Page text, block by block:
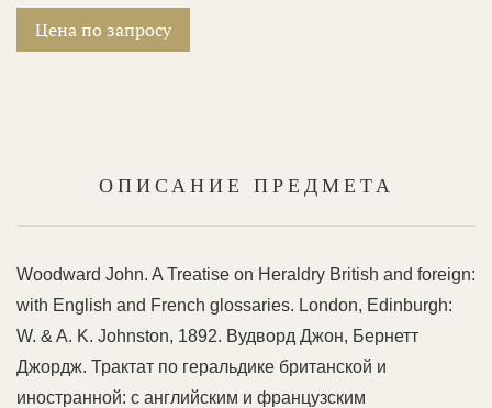
Цена по запросу
ОПИСАНИЕ ПРЕДМЕТА
Woodward John. A Treatise on Heraldry British and foreign:
with English and French glossaries. London, Edinburgh:
W. & A. K. Johnston, 1892. Вудворд Джон, Бернетт
Джордж. Трактат по геральдике британской и
иностранной: с английским и французским